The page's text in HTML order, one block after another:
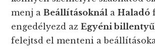
menj aBeállításoknál aHaladó
engedélyezd azEgyéni
felejtsd el menteni a